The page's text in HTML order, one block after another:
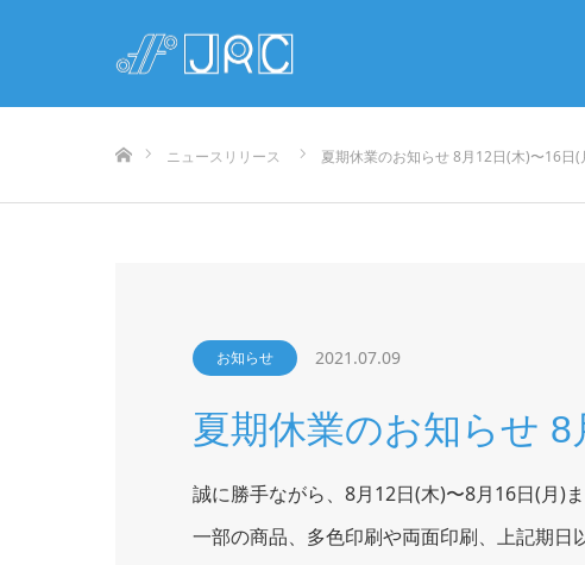
ニュースリリース
夏期休業のお知らせ 8月12日(木)〜16日(
お知らせ 2021.07.09
夏期休業のお知らせ
誠に勝手ながら、8月12日(木)〜8月16日(月)
一部の商品、多色印刷や両面印刷、上記期日